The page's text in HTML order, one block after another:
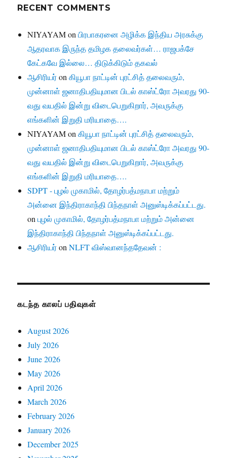
RECENT COMMENTS
NIYAYAMonபிரபாகரனை அழிக்க இந்திய அரசுக்கு
ஆதரவாக இருந்த தமிழக தலைவர்கள்… ராஜபக்சே
கேட்கவே இல்லை… திடுக்கிடும் தகவல்
ஆசிரியர்onகியூபா நாட்டின் புரட்சித் தலைவரும்,
முன்னாள் ஜனாதிபதியுமான பிடல் காஸ்ட்ரோ அவரது 90-
வது வயதில் இன்று விடைபெறுகிறார், அவருக்கு
எங்களின் இறுதி மரியாதை….
NIYAYAMonகியூபா நாட்டின் புரட்சித் தலைவரும்,
முன்னாள் ஜனாதிபதியுமான பிடல் காஸ்ட்ரோ அவரது 90-
வது வயதில் இன்று விடைபெறுகிறார், அவருக்கு
எங்களின் இறுதி மரியாதை….
SDPT - புழல் முகாமில், தோழர்பத்மநாபா மற்றும்
அன்னை இந்திராகாந்தி பிந்தநாள் அனுஸ்டிக்கப்பட்டது.
onபுழல் முகாமில், தோழர்பத்மநாபா மற்றும் அன்னை
இந்திராகாந்தி பிந்தநாள் அனுஸ்டிக்கப்பட்டது.
ஆசிரியர்onNLFT விஸ்வானந்ததேவன் :
கடந்த காலப் பதிவுகள்
August 2026
July 2026
June 2026
May 2026
April 2026
March 2026
February 2026
January 2026
December 2025